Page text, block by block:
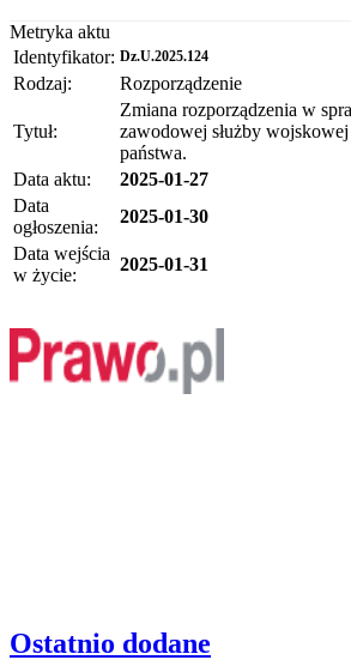
Metryka aktu
Identyfikator: Dz.U.2025.124
Rodzaj: Rozporządzenie
Tytuł:
Zmiana rozporządzenia w
zawodowej służby
państwa.
Data aktu:
2025-01-27
Data
ogłoszenia:
2025-01-30
Data wejścia
w życie:
2025-01-31
Ostatnio dodane